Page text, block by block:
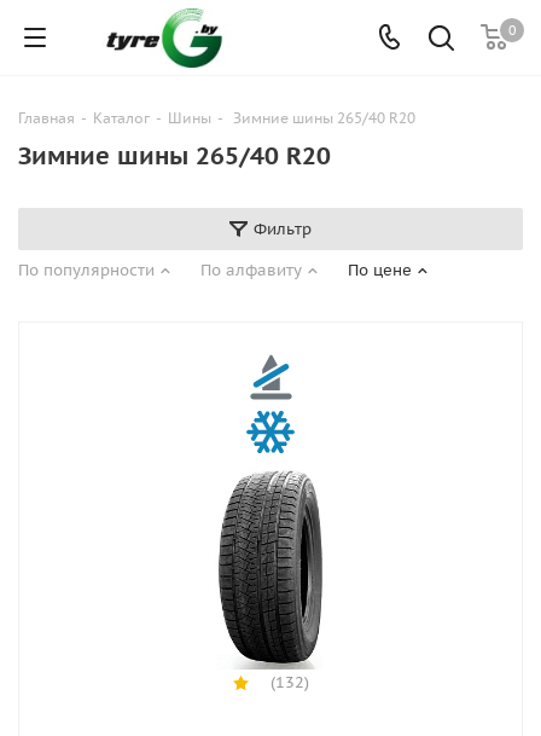
0
Главная - Каталог - Шины - Зимние шины 265/40 R20
Зимние шины 265/40 R20
Фильтр
По популярности
По алфавиту По цене
(132)